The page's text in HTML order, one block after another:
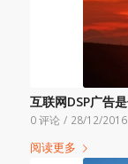
互联网DSP广告
0 评论 / 28/12/2016
阅读更多